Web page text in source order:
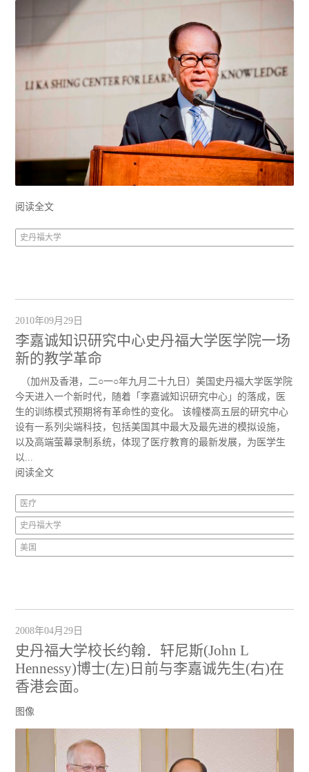
阅读全文
史丹福大学
2010年09月29日
李嘉诚知识研究中心史丹福大学医学院一场
新的教学革命
（加州及香港，二○一○年九月二十九日）美国史丹福大学医学院
今天进入一个新时代，随着「李嘉诚知识研究中心」的落成，医
生的训练模式预期将有革命性的变化。 该幢楼高五层的研究中心
设有一系列尖端科技，包括美国其中最大及最先进的模拟设施，
以及高端萤幕录制系统，体现了医疗教育的最新发展，为医学生
以...
阅读全文
医疗
史丹福大学
美国
2008年04月29日
史丹福大学校长约翰．轩尼斯(John L
Hennessy)博士(左)日前与李嘉诚先生(右)在
香港会面。
图像